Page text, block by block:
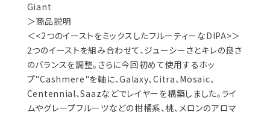
Giant
＞商品説明
＜<2つのイーストをミックスしたフルーティーなDIPA>＞
2つのイーストを組み合わせて、ジューシーさとキレの良さ
のバランスを調整。さらに今回初めて使用するホッ
プ"Cashmere"を軸に、Galaxy、Citra、Mosaic、
Centennial、Saazなどでレイヤーを構築しました。ライ
ムやグレープフルーツなどの柑橘系、桃、メロンのアロマ